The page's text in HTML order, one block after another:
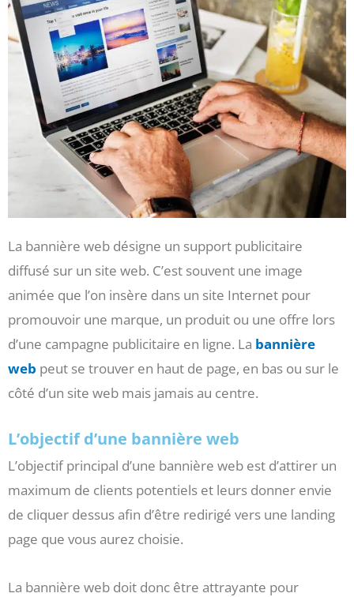
La bannière web désigne un support publicitaire
diffusé sur un site web. C’est souvent une image
animée que l’on insère dans un site Internet pour
promouvoir une marque, un produit ou une offre lors
d’une campagne publicitaire en ligne. La bannière
web peut se trouver en haut de page, en bas ou sur le
côté d’un site web mais jamais au centre.
L’objectif d’une bannière web
L’objectif principal d’une bannière web est d’attirer un
maximum de clients potentiels et leurs donner envie
de cliquer dessus afin d’être redirigé vers une landing
page que vous aurez choisie.
La bannière web doit donc être attrayante pour